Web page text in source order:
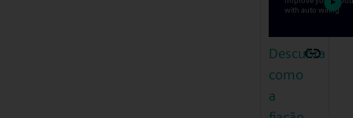
Descubra
como
a